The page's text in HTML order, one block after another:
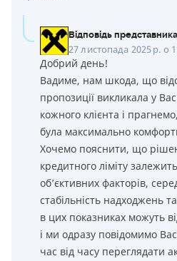
Відповідь представника
27 листопада 2025 р. о
Добрий день!
Вадиме, нам шкода, що
пропозиції викликала у
кожного клієнта і
була максимально
Хочемо пояснити, що
кредитного ліміту
об’єктивних факторів,
стабільність надходжень
в цих показниках можуть
і ми одразу повідомимо
час від часу переглядати